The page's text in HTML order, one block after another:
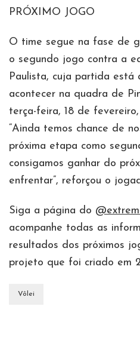
PRÓXIMO JOGO
O time segue na fase de
o segundo jogo contra a
Paulista, cuja partida está
acontecer na quadra de
terça-feira, 18 de
“Ainda temos chance de
próxima etapa como
consigamos ganhar do
enfrentar”, reforçou o
Siga a página do
acompanhe todas as
resultados dos próximos
projeto que foi criado em
Vôlei